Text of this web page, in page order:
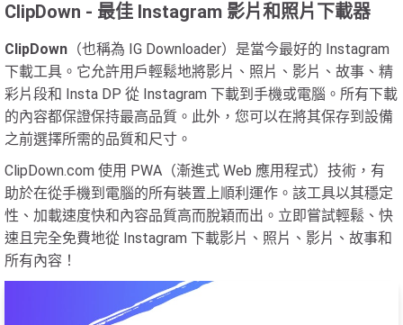
ClipDown - 最佳 Instagram 影片和照片下載器
ClipDown （也稱為 IG Downloader）是當今最好的 Instagram
下載工具。它允許用戶輕鬆地將影片、照片、影片、故事、精
彩片段和 Insta DP 從 Instagram 下載到手機或電腦。所有下載
的內容都保證保持最高品質。此外，您可以在將其保存到設備
之前選擇所需的品質和尺寸。
ClipDown.com 使用 PWA（漸進式 Web 應用程式）技術，有
助於在從手機到電腦的所有裝置上順利運作。該工具以其穩定
性、加載速度快和內容品質高而脫穎而出。立即嘗試輕鬆、快
速且完全免費地從 Instagram 下載影片、照片、影片、故事和
所有內容！